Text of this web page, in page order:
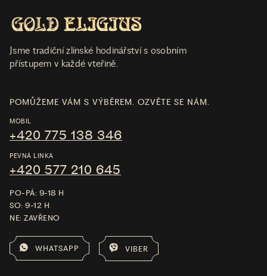
Jsme tradiční zlínské hodinářství s osobním
přístupem v každé vteřině.
POMŮŽEME VÁM S VÝBĚREM. OZVĚTE SE NÁM.
MOBIL
+420 775 138 346
PEVNÁ LINKA
+420 577 210 645
PO-PÁ: 9-18 H
SO: 9-12 H
NE: ZAVŘENO
WHATSAPP VIBER